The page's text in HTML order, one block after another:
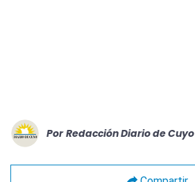
Por Redacción Diario de Cuyo